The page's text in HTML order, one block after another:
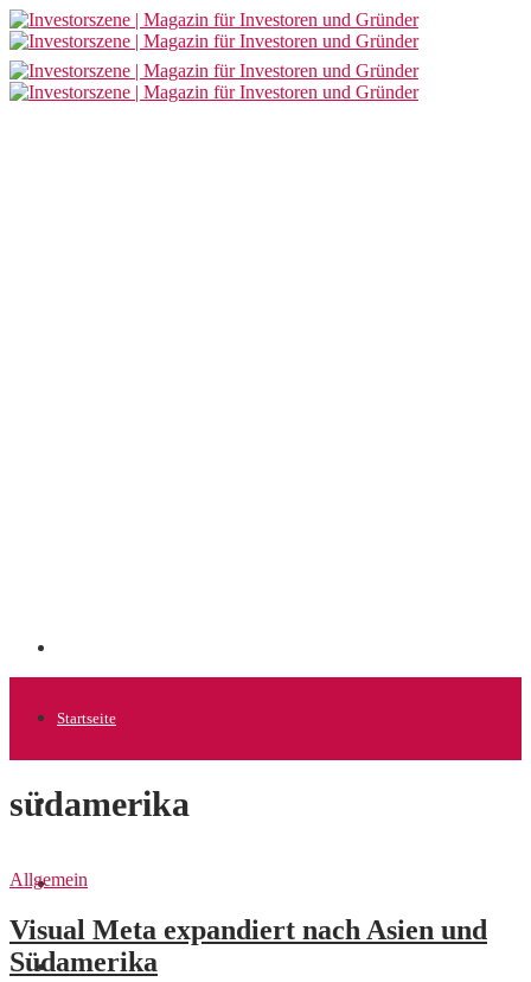
Startseite
Allgemein
Startups
News
südamerika
Allgemein
Visual Meta expandiert nach Asien und
Südamerika